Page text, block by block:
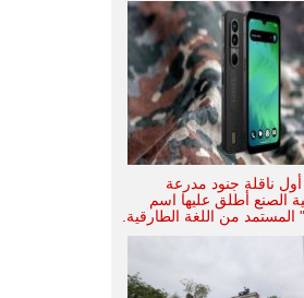
ناقلة جنود مدرعة
الصنع أطلق عليها اسم
المستمد من اللغة الطارقية.